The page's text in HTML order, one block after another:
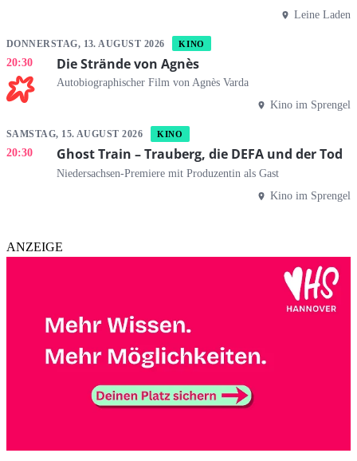
Leine Laden
DONNERSTAG, 13. AUGUST 2026 KINO
20:30 Die Strände von Agnès
Autobiographischer Film von Agnès Varda
Kino im Sprengel
SAMSTAG, 15. AUGUST 2026 KINO
20:30 Ghost Train – Trauberg, die DEFA und der Tod
Niedersachsen-Premiere mit Produzentin als Gast
Kino im Sprengel
ANZEIGE